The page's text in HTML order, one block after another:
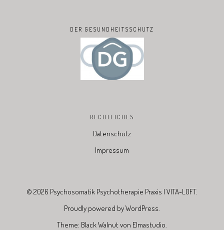
DER GESUNDHEITSSCHUTZ
RECHTLICHES
Datenschutz
Impressum
© 2026 Psychosomatik Psychotherapie Praxis | VITA-LOFT.
Proudly powered byWordPress.
Theme: Black Walnut von Elmastudio